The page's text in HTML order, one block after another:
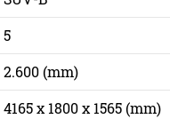
5
2.600 (mm)
4165 x 1800 x 1565 (mm)